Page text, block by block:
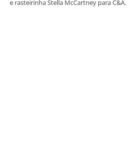
e rasteirinha Stella McCartney para C&A.